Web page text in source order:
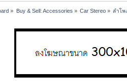
» Buy & Sell: Accessories » Car Stereo » ลำโพ